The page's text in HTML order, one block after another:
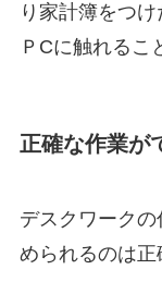
り家計簿をつ
ＰCに触れるこ
正確な作業が
デスクワーク
められるのは正